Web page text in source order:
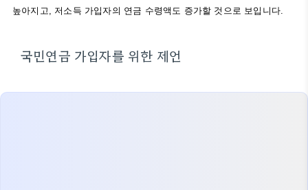
높아지고, 저소득 가입자의 연금 수령액도 증가할 것으로 보입니다.
국민연금 가입자를 위한 제언